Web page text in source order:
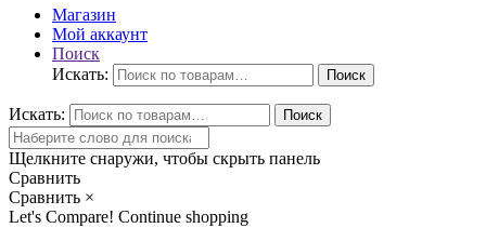
Магазин
Мой аккаунт
Поиск
Искать:
Поиск
Искать: Поиск
Щелкните снаружи, чтобы скрыть панель
Сравнить
Сравнить ×
Let's Compare! Continue shopping